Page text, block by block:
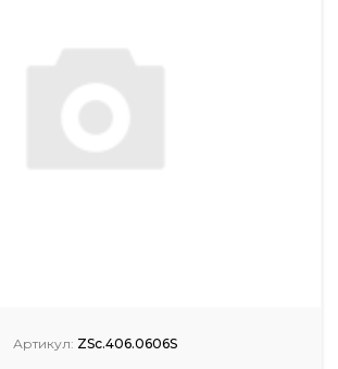
Артикул: ZSc.406.0606S